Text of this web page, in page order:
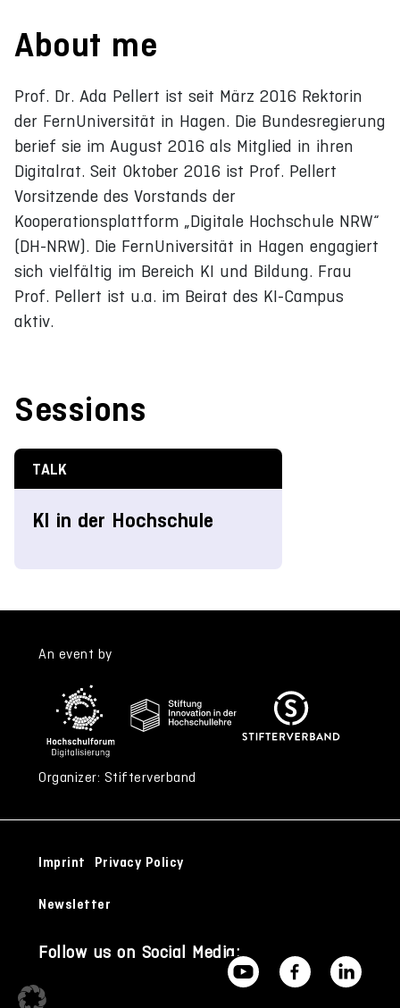
About me
Prof. Dr. Ada Pellert ist seit März 2016 Rektorin
der FernUniversität in Hagen. Die Bundesregierung
berief sie im August 2016 als Mitglied in ihren
Digitalrat. Seit Oktober 2016 ist Prof. Pellert
Vorsitzende des Vorstands der
Kooperationsplattform „Digitale Hochschule NRW“
(DH-NRW). Die FernUniversität in Hagen engagiert
sich vielfältig im Bereich KI und Bildung. Frau
Prof. Pellert ist u.a. im Beirat des KI-Campus
aktiv.
Sessions
TALK
KI in der Hochschule
An event by
Organizer: Stifterverband
Imprint Privacy Policy
Newsletter
Follow us on Social Media: